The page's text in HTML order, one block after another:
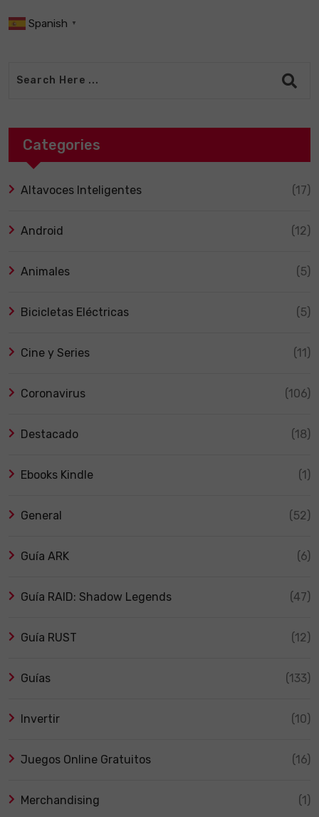
Spanish ▼
Categories
Altavoces Inteligentes (17)
Android (12)
Animales (5)
Bicicletas Eléctricas (5)
Cine y Series (11)
Coronavirus (106)
Destacado (18)
Ebooks Kindle (1)
General (52)
Guía ARK (6)
Guía RAID: Shadow Legends (47)
Guía RUST (12)
Guías (133)
Invertir (10)
Juegos Online Gratuitos (16)
Merchandising (1)